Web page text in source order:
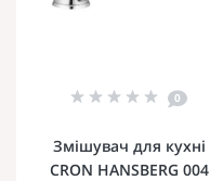
0
Змішувач для кухні
CRON HANSBERG 004